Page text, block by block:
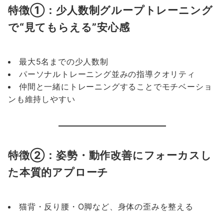
特徴①：少人数制グループトレーニング
で“見てもらえる”安心感
最大5名までの少人数制
パーソナルトレーニング並みの指導クオリティ
仲間と一緒にトレーニングすることでモチベーショ
ンも維持しやすい
特徴②：姿勢・動作改善にフォーカスし
た本質的アプローチ
猫背・反り腰・O脚など、身体の歪みを整える